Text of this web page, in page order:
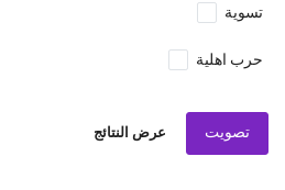
تسوية
حرب اهلية
تصويت عرض النتائج